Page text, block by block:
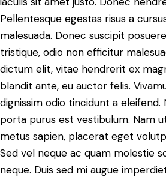
Pellentesque egestas risus a
malesuada. Donec suscipit
tristique, odio non efficitur
dictum elit, vitae hendrerit ex
blandit ante, eu auctor felis.
dignissim odio tincidunt a eleifend.
porta purus est vestibulum. Nam
metus sapien, placerat eget
Sed vel neque ac quam molestie
neque. Duis sed mi augue